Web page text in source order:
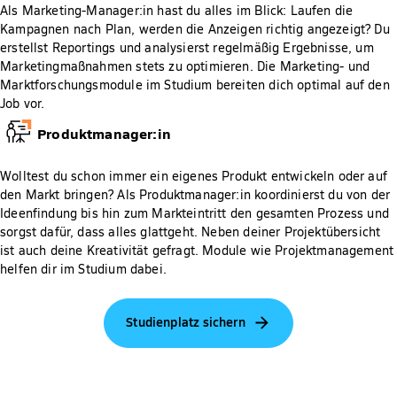
Als Marketing-Manager:in hast du alles im Blick: Laufen die
Kampagnen nach Plan, werden die Anzeigen richtig angezeigt? Du
erstellst Reportings und analysierst regelmäßig Ergebnisse, um
Marketingmaßnahmen stets zu optimieren. Die Marketing- und
Marktforschungsmodule im Studium bereiten dich optimal auf den
Job vor.
Produktmanager:in
Wolltest du schon immer ein eigenes Produkt entwickeln oder auf
den Markt bringen? Als Produktmanager:in koordinierst du von der
Ideenfindung bis hin zum Markteintritt den gesamten Prozess und
sorgst dafür, dass alles glattgeht. Neben deiner Projektübersicht
ist auch deine Kreativität gefragt. Module wie Projektmanagement
helfen dir im Studium dabei.
Studienplatz sichern